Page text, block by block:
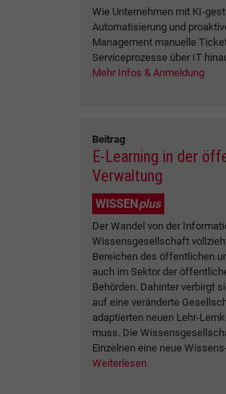
Wie Unternehmen mit KI-
Automatisierung und
Management manuelle
Serviceprozesse über IT
Mehr Infos & Anmeldung
Beitrag
E-Learning in der
Verwaltung
WISSENplus
Der Wandel von der
Wissensgesellschaft
Bereichen des öffentlichen
auch im Sektor der
Behörden. Dahinter verbirgt
auf eine veränderte
adaptierten neuen Lehr-
muss. Die
Einzelnen eine neue
Weiterlesen